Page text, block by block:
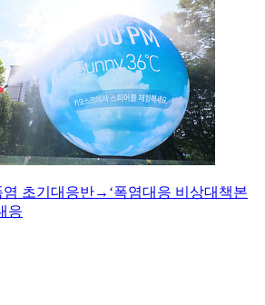
염 초기대응반→‘폭염대응 비상대책본
응